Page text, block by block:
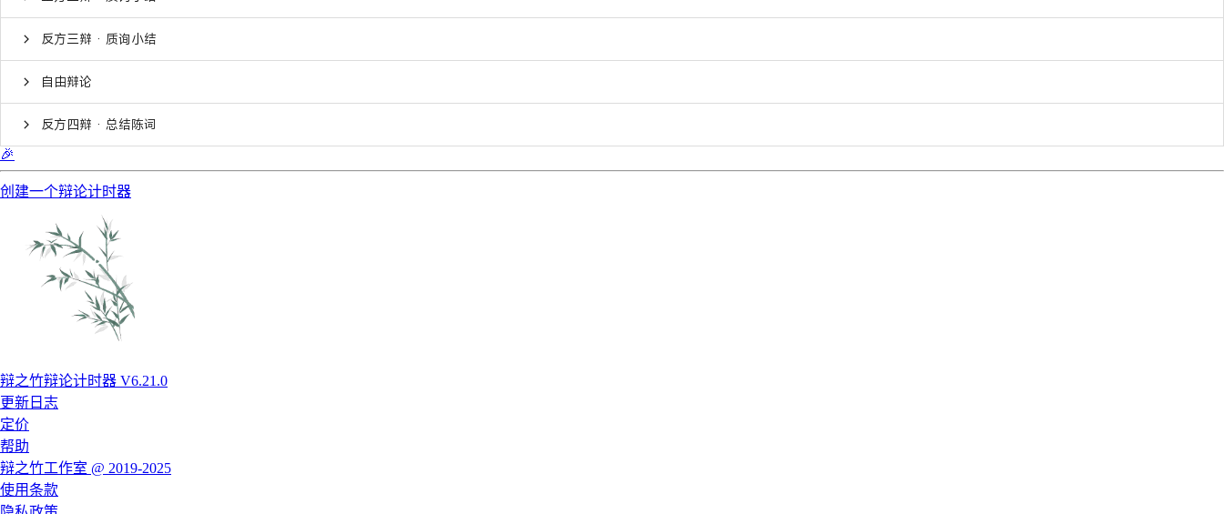
反方三辩 · 质询小结
自由辩论
反方四辩 · 总结陈词
🎉
创建一个辩论计时器
辩之竹辩论计时器 V6.21.0
更新日志
定价
帮助
辩之竹工作室 @ 2019-2025
使用条款